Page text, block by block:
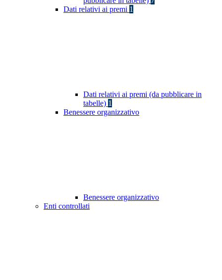
Dati relativi ai premi 1
Dati relativi ai premi (da pubblicare in
tabelle) 1
Benessere organizzativo
Benessere organizzativo
Enti controllati